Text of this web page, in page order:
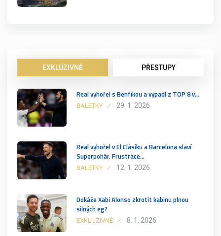
EXKLUZIVNĚ PŘESTUPY
Real vyhořel s Benfikou a vypadl z TOP 8 v…
BALETKY 29. 1. 2026
Real vyhořel v El Clásiku a Barcelona slaví
Superpohár. Frustrace…
BALETKY 12. 1. 2026
Dokáže Xabi Alonso zkrotit kabinu plnou
silných eg?
EXKLUZIVNĚ 8. 1. 2026